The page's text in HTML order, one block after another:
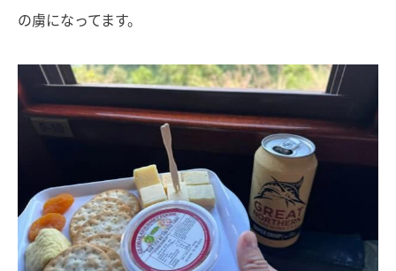
の虜になってます。